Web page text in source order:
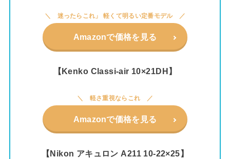
迷ったらこれ」 軽くて明るい定番モデル
Amazonで価格を見る
【Kenko Classi-air 10×21DH】
軽さ重視ならこれ
Amazonで価格を見る
【Nikon アキュロン A211 10-22×25】